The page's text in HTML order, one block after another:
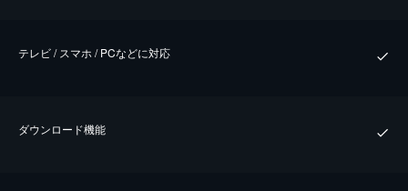
テレビ / スマホ / PCなどに対応
ダウンロード機能